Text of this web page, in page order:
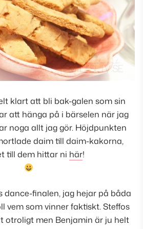
klart att bli bak-galen som sin
att hänga på i bärselen när jag
noga allt jag gör. Höjdpunkten
daim till daim-kakorna,
till dem hittar ni här!
dance-finalen, jag hejar på båda
vem som vinner faktiskt. Steffos
otroligt men Benjamin är ju helt